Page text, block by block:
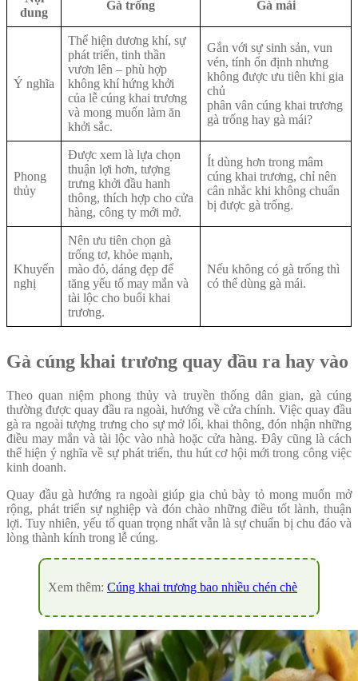
dung
Gà trống Gà mái
Ý nghĩa
Thể hiện dương khí, sự
phát triển, tinh thần
vươn lên – phù hợp
không khí hứng khởi
của lễ cúng khai trương
và mong muốn làm ăn
khởi sắc.
Gắn với sự sinh sản, vun
vén, tính ổn định nhưng
không được ưu tiên khi gia
chủ
phân vân cúng khai trương
gà trống hay gà mái?
Phong
thủy
Được xem là lựa chọn
thuận lợi hơn, tượng
trưng khởi đầu hanh
thông, thích hợp cho cửa
hàng, công ty mới mở.
Ít dùng hơn trong mâm
cúng khai trương, chỉ nên
cân nhắc khi không chuẩn
bị được gà trống.
Khuyến
nghị
Nên ưu tiên chọn gà
trống tơ, khỏe mạnh,
mào đỏ, dáng đẹp để
tăng yếu tố may mắn và
tài lộc cho buổi khai
trương.
Nếu không có gà trống thì
có thể dùng gà mái.
Gà cúng khai trương quay đầu ra hay vào
Theo quan niệm phong thủy và truyền thống dân gian, gà cúng
thường được quay đầu ra ngoài, hướng về cửa chính. Việc quay đầu
gà ra ngoài tượng trưng cho sự mở lối, khai thông, đón nhận những
điều may mắn và tài lộc vào nhà hoặc cửa hàng. Đây cũng là cách
thể hiện ý nghĩa về sự phát triển, thu hút cơ hội mới trong công việc
kinh doanh.
Quay đầu gà hướng ra ngoài giúp gia chủ bày tỏ mong muốn mở
rộng, phát triển sự nghiệp và đón chào những điều tốt lành, thuận
lợi. Tuy nhiên, yếu tố quan trọng nhất vẫn là sự chuẩn bị chu đáo và
lòng thành kính trong lễ cúng.
Xem thêm: Cúng khai trương bao nhiều chén chè